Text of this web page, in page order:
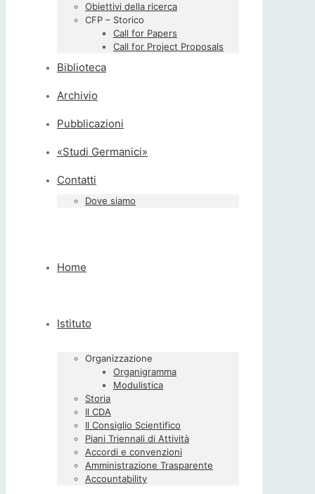
Obiettivi della ricerca
CFP – Storico
Call for Papers
Call for Project Proposals
Biblioteca
Archivio
Pubblicazioni
«Studi Germanici»
Contatti
Dove siamo
Home
Istituto
Organizzazione
Organigramma
Modulistica
Storia
Il CDA
Il Consiglio Scientifico
Piani Triennali di Attività
Accordi e convenzioni
Amministrazione Trasparente
Accountability